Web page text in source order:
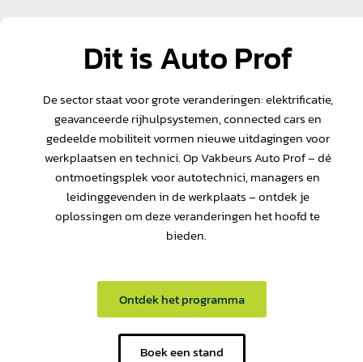
Dit is Auto Prof
De sector staat voor grote veranderingen: elektrificatie,
geavanceerde rijhulpsystemen, connected cars en
gedeelde mobiliteit vormen nieuwe uitdagingen voor
werkplaatsen en technici. Op Vakbeurs Auto Prof – dé
ontmoetingsplek voor autotechnici, managers en
leidinggevenden in de werkplaats – ontdek je
oplossingen om deze veranderingen het hoofd te
bieden.
Ontdek het programma
Boek een stand